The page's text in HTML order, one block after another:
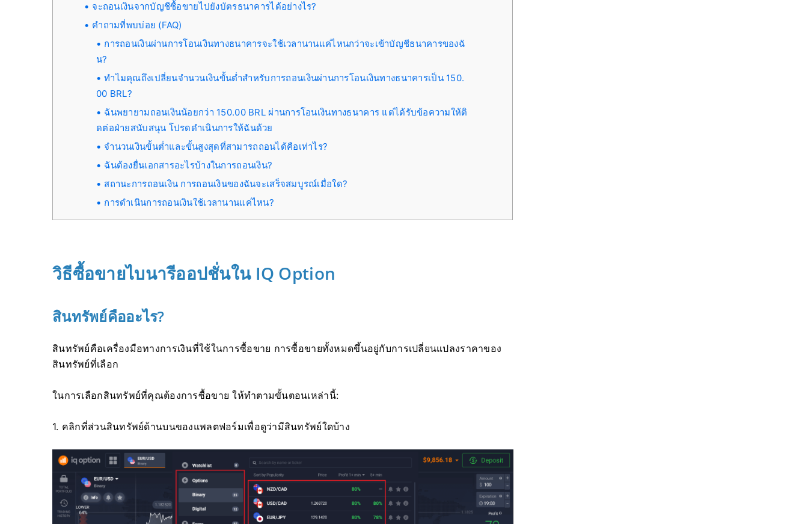
จะถอนเงินจากบัญชีซื้อขายไปยังบัตรธนาคารได้อย่างไร?
คำถามที่พบบ่อย (FAQ)
การถอนเงินผ่านการโอนเงินทางธนาคารจะใช้เวลานานแค่ไหนกว่าจะเข้าบัญชีธนาคารของฉั
น?
ทำไมคุณถึงเปลี่ยนจำนวนเงินขั้นต่ำสำหรับการถอนเงินผ่านการโอนเงินทางธนาคารเป็น 150.
00 BRL?
ฉันพยายามถอนเงินน้อยกว่า 150.00 BRL ผ่านการโอนเงินทางธนาคาร แต่ได้รับข้อความให้ติ
ดต่อฝ่ายสนับสนุน โปรดดำเนินการให้ฉันด้วย
จำนวนเงินขั้นต่ำและขั้นสูงสุดที่สามารถถอนได้คือเท่าไร?
ฉันต้องยื่นเอกสารอะไรบ้างในการถอนเงิน?
สถานะการถอนเงิน การถอนเงินของฉันจะเสร็จสมบูรณ์เมื่อใด?
การดำเนินการถอนเงินใช้เวลานานแค่ไหน?
วิธีซื้อขายไบนารีออปชั่นใน IQ Option
สินทรัพย์คืออะไร?
สินทรัพย์คือเครื่องมือทางการเงินที่ใช้ในการซื้อขาย การซื้อขายทั้งหมดขึ้นอยู่กับการเปลี่ยนแปลงราคาของ
สินทรัพย์ที่เลือก
ในการเลือกสินทรัพย์ที่คุณต้องการซื้อขาย ให้ทำตามขั้นตอนเหล่านี้:
1. คลิกที่ส่วนสินทรัพย์ด้านบนของแพลตฟอร์มเพื่อดูว่ามีสินทรัพย์ใดบ้าง